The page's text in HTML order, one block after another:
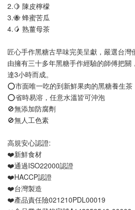
2.🍋 陳皮檸檬
3.🐝 蜂蜜苦瓜
4.🥭 熟薑母茶
匠心手作黑糖古早味完美呈獻，嚴選台灣
由擁有三十多年黑糖手作經驗的師傅把
達3小時而成。
⭕市面唯一吃的到新鮮果肉的黑糖養生茶
⭕省時易溶，任意水溫皆可沖泡
🚫無添加防腐劑
🚫無人工色素
高規安心認證:
❤️新鮮食材
❤️通過ISO22000認證
❤️HACCP認證
❤️台灣製造
❤️產品責任險021210PDL00019